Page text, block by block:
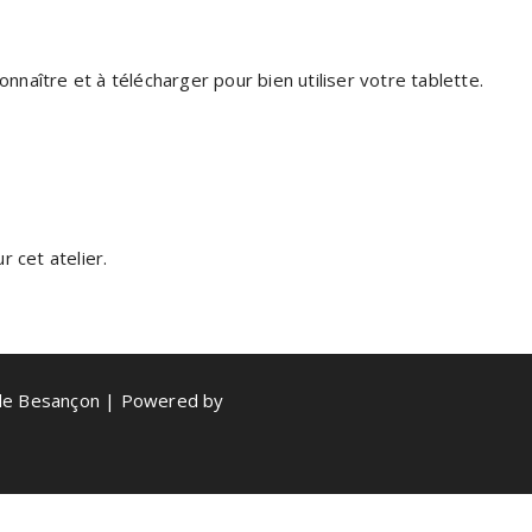
et à télécharger pour bien utiliser votre tablette.
cet atelier.
Besançon | Powered by